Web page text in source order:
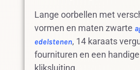
Lange oorbellen met
vormen en maten zwarte
edelstenen, 14 karaats
fournituren en een handige
kliksluiting.